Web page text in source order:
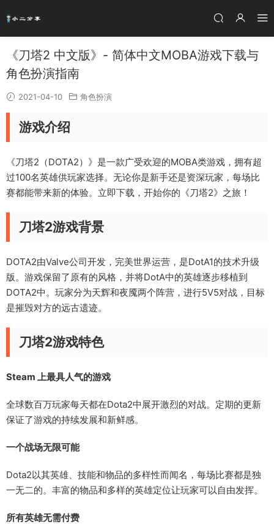
《刀塔2 中文版》- 简体中文MOBA游戏下载与
角色扮演指南
2021-04-10 角色扮演
游戏介绍
《刀塔2（DOTA2）》是一款广受欢迎的MOBA类游戏，拥有超
过100名英雄供玩家选择。无论你是新手还是资深玩家，每场比
赛都能带来新的体验。立即下载，开始你的《刀塔2》之旅！
刀塔2游戏背景
DOTA2由Valve公司开发，完美世界运营，是DotA1的技术升级
版。游戏保留了原有的风格，并将DotA中的英雄逐步移植到
DOTA2中。玩家分为天辉和夜魇两个阵营，进行5V5对战，目标
是摧毁对方的远古遗迹。
刀塔2游戏特色
Steam 上最具人气的游戏
全球数百万玩家每天都在Dota2中展开激烈的对战。定期的更新
保证了游戏的持续发展和新鲜感。
一个战场无限可能
Dota2以其英雄、技能和物品的多样性而闻名，每场比赛都是独
一无二的。丰富的物品和多样的英雄定位让玩家可以自由发挥。
所有英雄无需付费